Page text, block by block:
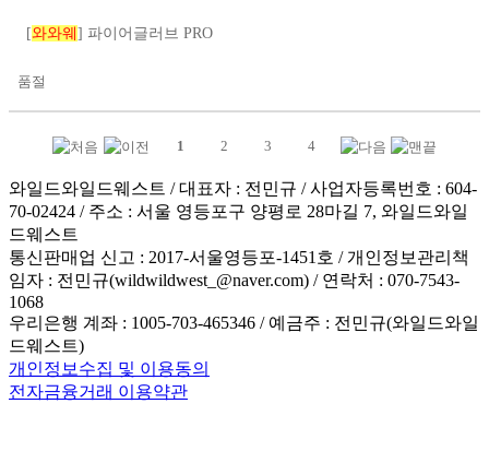
[와와웨 ] 파이어글러브 PRO
품절
1 2 3 4
와일드와일드웨스트 / 대표자 : 전민규 / 사업자등록번호 : 604-
70-02424 / 주소 : 서울 영등포구 양평로 28마길 7, 와일드와일
드웨스트
통신판매업 신고 : 2017-서울영등포-1451호 / 개인정보관리책
임자 : 전민규(wildwildwest_@naver.com) / 연락처 : 070-7543-
1068
우리은행 계좌 : 1005-703-465346 / 예금주 : 전민규(와일드와일
드웨스트)
개인정보수집 및 이용동의
전자금융거래 이용약관